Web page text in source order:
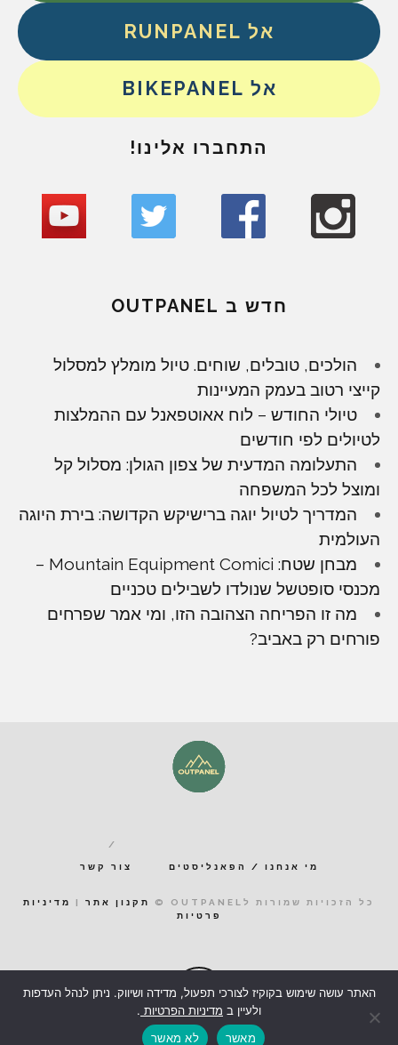
אל RUNPANEL
אל BIKEPANEL
התחברו אלינו!
חדש ב OUTPANEL
הולכים, טובלים, שוחים. טיול מומלץ למסלול
קייצי רטוב בעמק המעיינות
טיולי החודש – לוח אאוטפאנל עם ההמלצות
לטיולים לפי חודשים
התעלומה המדעית של צפון הגולן: מסלול קל
ומוצל לכל המשפחה
המדריך לטיול יוגה ברישיקש הקדושה: בירת היוגה
העולמית
מבחן שטח: Mountain Equipment Comici –
מכנסי סופטשל שנולדו לשבילים טכניים
מה זו הפריחה הצהובה הזו, ומי אמר שפרחים
פורחים רק באביב?
מי אנחנו / הפאנליסטים צור קשר
כל הזכויות שמורות לOUTPANEL © תקנון אתר |
מדיניות
פרטיות
האתר עושה שימוש בקוקיז לצורכי תפעול, מדידה ושיווק. ניתן לנהל העדפות
ולעיין ב מדיניות הפרטיות .
מאשר
לא מאשר